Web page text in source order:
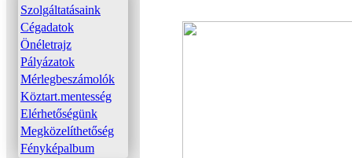
Szolgáltatásaink
Cégadatok
Önéletrajz
Pályázatok
Mérlegbeszámolók
Köztart.mentesség
Elérhetőségünk
Megközelíthetőség
Fényképalbum